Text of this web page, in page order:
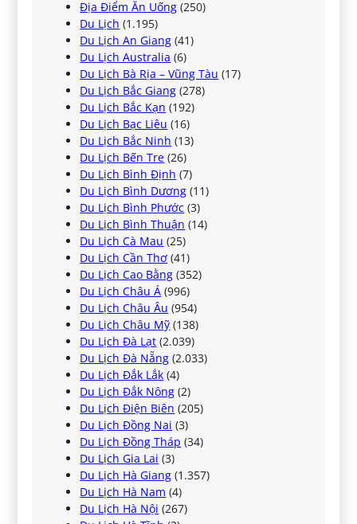
Địa Điểm Ăn Uống (250)
Du Lịch (1.195)
Du Lịch An Giang (41)
Du Lịch Australia (6)
Du Lịch Bà Rịa – Vũng Tàu (17)
Du Lịch Bắc Giang (278)
Du Lịch Bắc Kạn (192)
Du Lịch Bạc Liêu (16)
Du Lịch Bắc Ninh (13)
Du Lịch Bến Tre (26)
Du Lịch Bình Định (7)
Du Lịch Bình Dương (11)
Du Lịch Bình Phước (3)
Du Lịch Bình Thuận (14)
Du Lịch Cà Mau (25)
Du Lịch Cần Thơ (41)
Du Lịch Cao Bằng (352)
Du Lịch Châu Á (996)
Du Lịch Châu Âu (954)
Du Lịch Châu Mỹ (138)
Du Lịch Đà Lạt (2.039)
Du Lịch Đà Nẵng (2.033)
Du Lịch Đắk Lắk (4)
Du Lịch Đắk Nông (2)
Du Lịch Điện Biên (205)
Du Lịch Đồng Nai (3)
Du Lịch Đồng Tháp (34)
Du Lịch Gia Lai (3)
Du Lịch Hà Giang (1.357)
Du Lịch Hà Nam (4)
Du Lịch Hà Nội (267)